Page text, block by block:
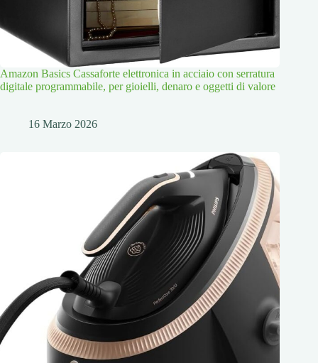
Amazon Basics Cassaforte elettronica in acciaio con serratura
digitale programmabile, per gioielli, denaro e oggetti di valore
16 Marzo 2026